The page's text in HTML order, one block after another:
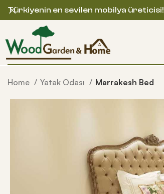
Home Yatak Odası Marrakesh Bed
Türkiyenin en sevilen mobilya üreticisi!